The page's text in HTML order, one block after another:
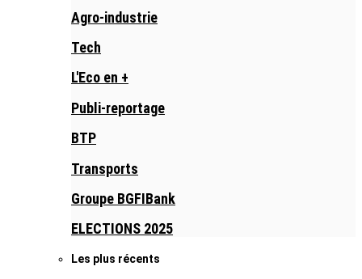
Agro-industrie
Tech
L'Eco en +
Publi-reportage
BTP
Transports
Groupe BGFIBank
ELECTIONS 2025
Les plus récents